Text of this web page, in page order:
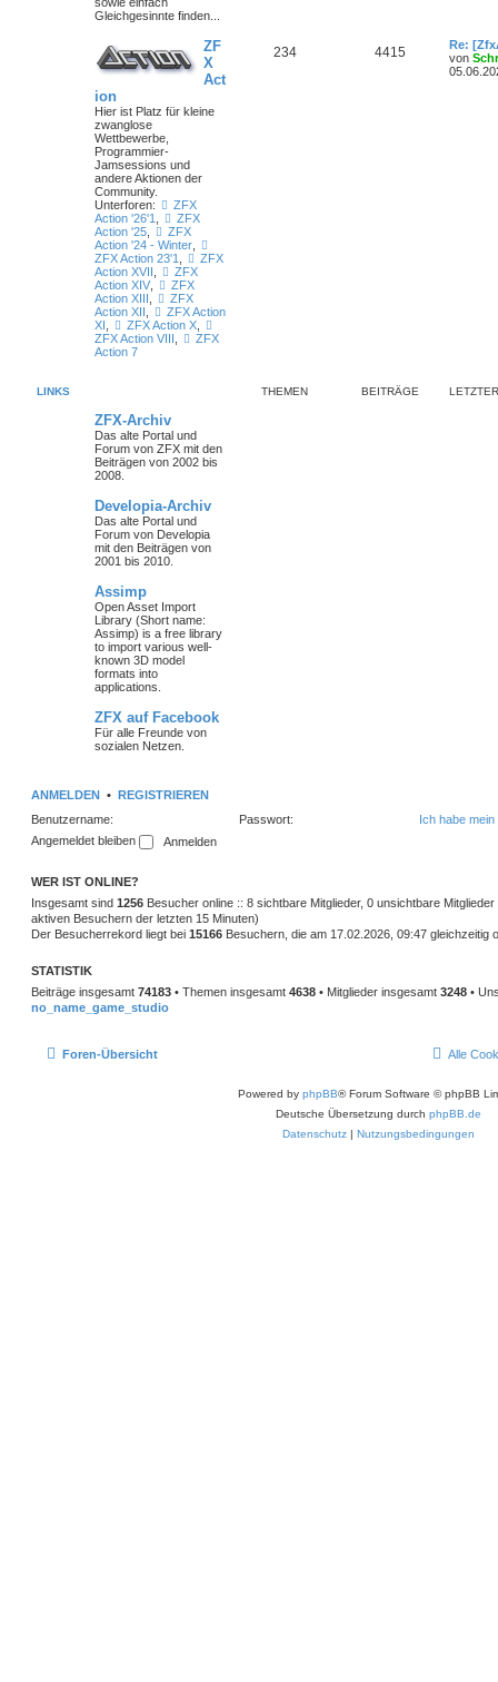
Gleichgesinnte finden...
ZF
X
Act
ion
Hier ist Platz für kleine
zwanglose
Wettbewerbe,
Programmier-
Jamsessions und
andere Aktionen der
Community.
Unterforen:
ZFX
Action '26'1
ZFX
Action '25
ZFX
Action '24 - Winter
ZFX Action 23'1
ZFX
Action XVII
ZFX
Action XIV
ZFX
Action XIII
ZFX
Action XII
ZFX Action
XI
ZFX Action X,
ZFX Action VIII
ZFX
Action 7
234 4415
Re:
von
LINKS THEMEN BEITRÄGE
ZFX-Archiv
Das alte Portal und
Forum von ZFX mit den
Beiträgen von 2002 bis
2008.
Developia-Archiv
Das alte Portal und
Forum von Developia
mit den Beiträgen von
2001 bis 2010.
Assimp
Open Asset Import
Library (Short name:
Assimp) is a free library
to import various well-
known 3D model
formats into
applications.
ZFX auf Facebook
Für alle Freunde von
sozialen Netzen.
ANMELDEN • REGISTRIEREN
Benutzername:
Passwort:
Ich habe
Angemeldet bleiben
WER IST ONLINE?
Insgesamt sind 1256 Besucher online :: 8 sichtbare Mitglieder, 0 unsichtbare
aktiven Besuchern der letzten 15 Minuten)
Der Besucherrekord liegt bei 15166 Besuchern, die am 17.02.2026, 09:47 gleichzeitig
STATISTIK
Beiträge insgesamt 74183 • Themen insgesamt 4638 • Mitglieder insgesamt 3248 •
no_name_game_studio
Foren-Übersicht Alle
Powered by phpBB® Forum Software © phpBB
Deutsche Übersetzung durch phpBB.de
Datenschutz | Nutzungsbedingungen